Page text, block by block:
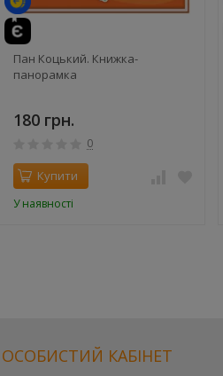
Пан Коцький. Книжка-
панорамка
180 грн.
0
Купити
У наявності
ОСОБИСТИЙ КАБІНЕТ